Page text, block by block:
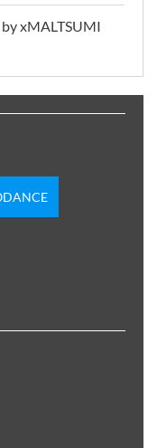
by xMALTSUMI